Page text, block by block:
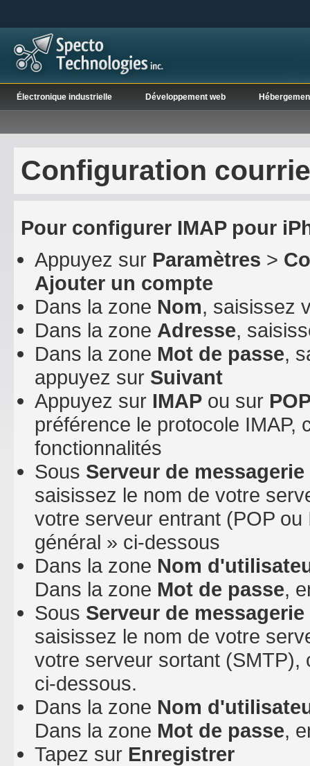
Électronique industrielle Développement web
Configuration
Pour configurer IMAP pour
Appuyez sur Paramètres >
Ajouter un compte
Dans la zone Nom, saisissez
Dans la zone Adresse,
Dans la zone Mot de passe,
appuyez sur Suivant
Appuyez sur IMAP ou sur
préférence le protocole IMAP,
fonctionnalités
Sous Serveur de
saisissez le nom de votre
votre serveur entrant (POP
général » ci-dessous
Dans la zone Nom
Dans la zone Mot de passe,
Sous Serveur de
saisissez le nom de votre
votre serveur sortant (SMTP),
ci-dessous.
Dans la zone Nom
Dans la zone Mot de passe,
Tapez sur Enregistrer